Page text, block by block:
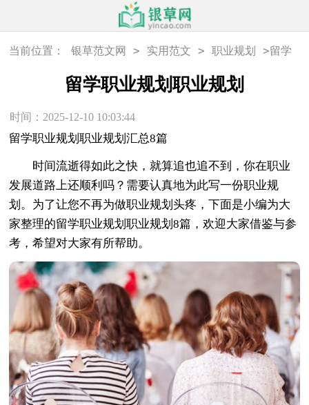
当前位置： 银草范文网 > 实用范文 > 职业规划 >留学
职业规划职业规划
留学职业规划职业规划
时间：2025-12-10 10:03:44
留学职业规划职业规划汇总8篇
时间流逝得如此之快，就算追也追不到，你在职业
发展道路上还顺利吗？需要认真地为此写一份职业规
划。为了让您不再为做职业规划头疼，下面是小编为大
家整理的留学职业规划职业规划8篇，欢迎大家借鉴与参
考，希望对大家有所帮助。